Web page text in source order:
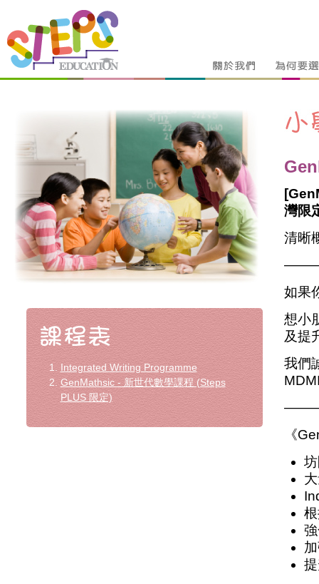
Integrated Writing Programme
GenMathsic - 新世代數學課程 (Steps
PLUS 限定)
灣限
清晰
如果
想小
及提
我們
《